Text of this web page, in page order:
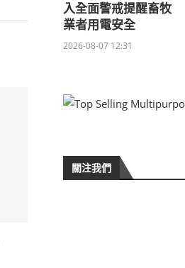
入全面警戒提醒畜牧
業者用電安全
2026-08-07 12:31
關注我們